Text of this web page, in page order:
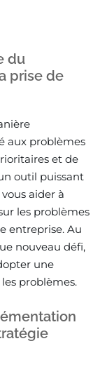
du
prise de
aux problèmes
et de
outil puissant
aider à
les problèmes
entreprise. Au
nouveau défi,
une
problèmes.